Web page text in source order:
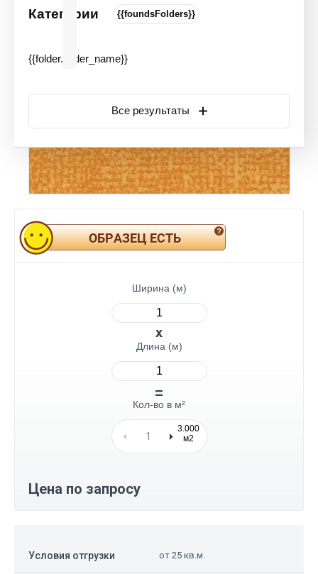
Категории {{foundsFolders}}
{{folder.folder_name}}
Все результаты
ОБРАЗЕЦ ЕСТЬ
Ширина (м)
Длина (м)
Кол-во в м²
3.000
м2
Цена по запросу
Условия отгрузки от 25 кв.м.